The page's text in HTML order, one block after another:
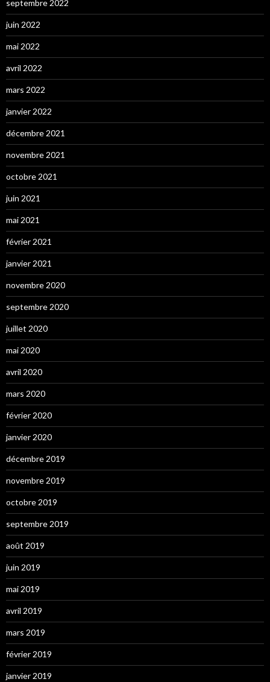
septembre 2022
juin 2022
mai 2022
avril 2022
mars 2022
janvier 2022
décembre 2021
novembre 2021
octobre 2021
juin 2021
mai 2021
février 2021
janvier 2021
novembre 2020
septembre 2020
juillet 2020
mai 2020
avril 2020
mars 2020
février 2020
janvier 2020
décembre 2019
novembre 2019
octobre 2019
septembre 2019
août 2019
juin 2019
mai 2019
avril 2019
mars 2019
février 2019
janvier 2019